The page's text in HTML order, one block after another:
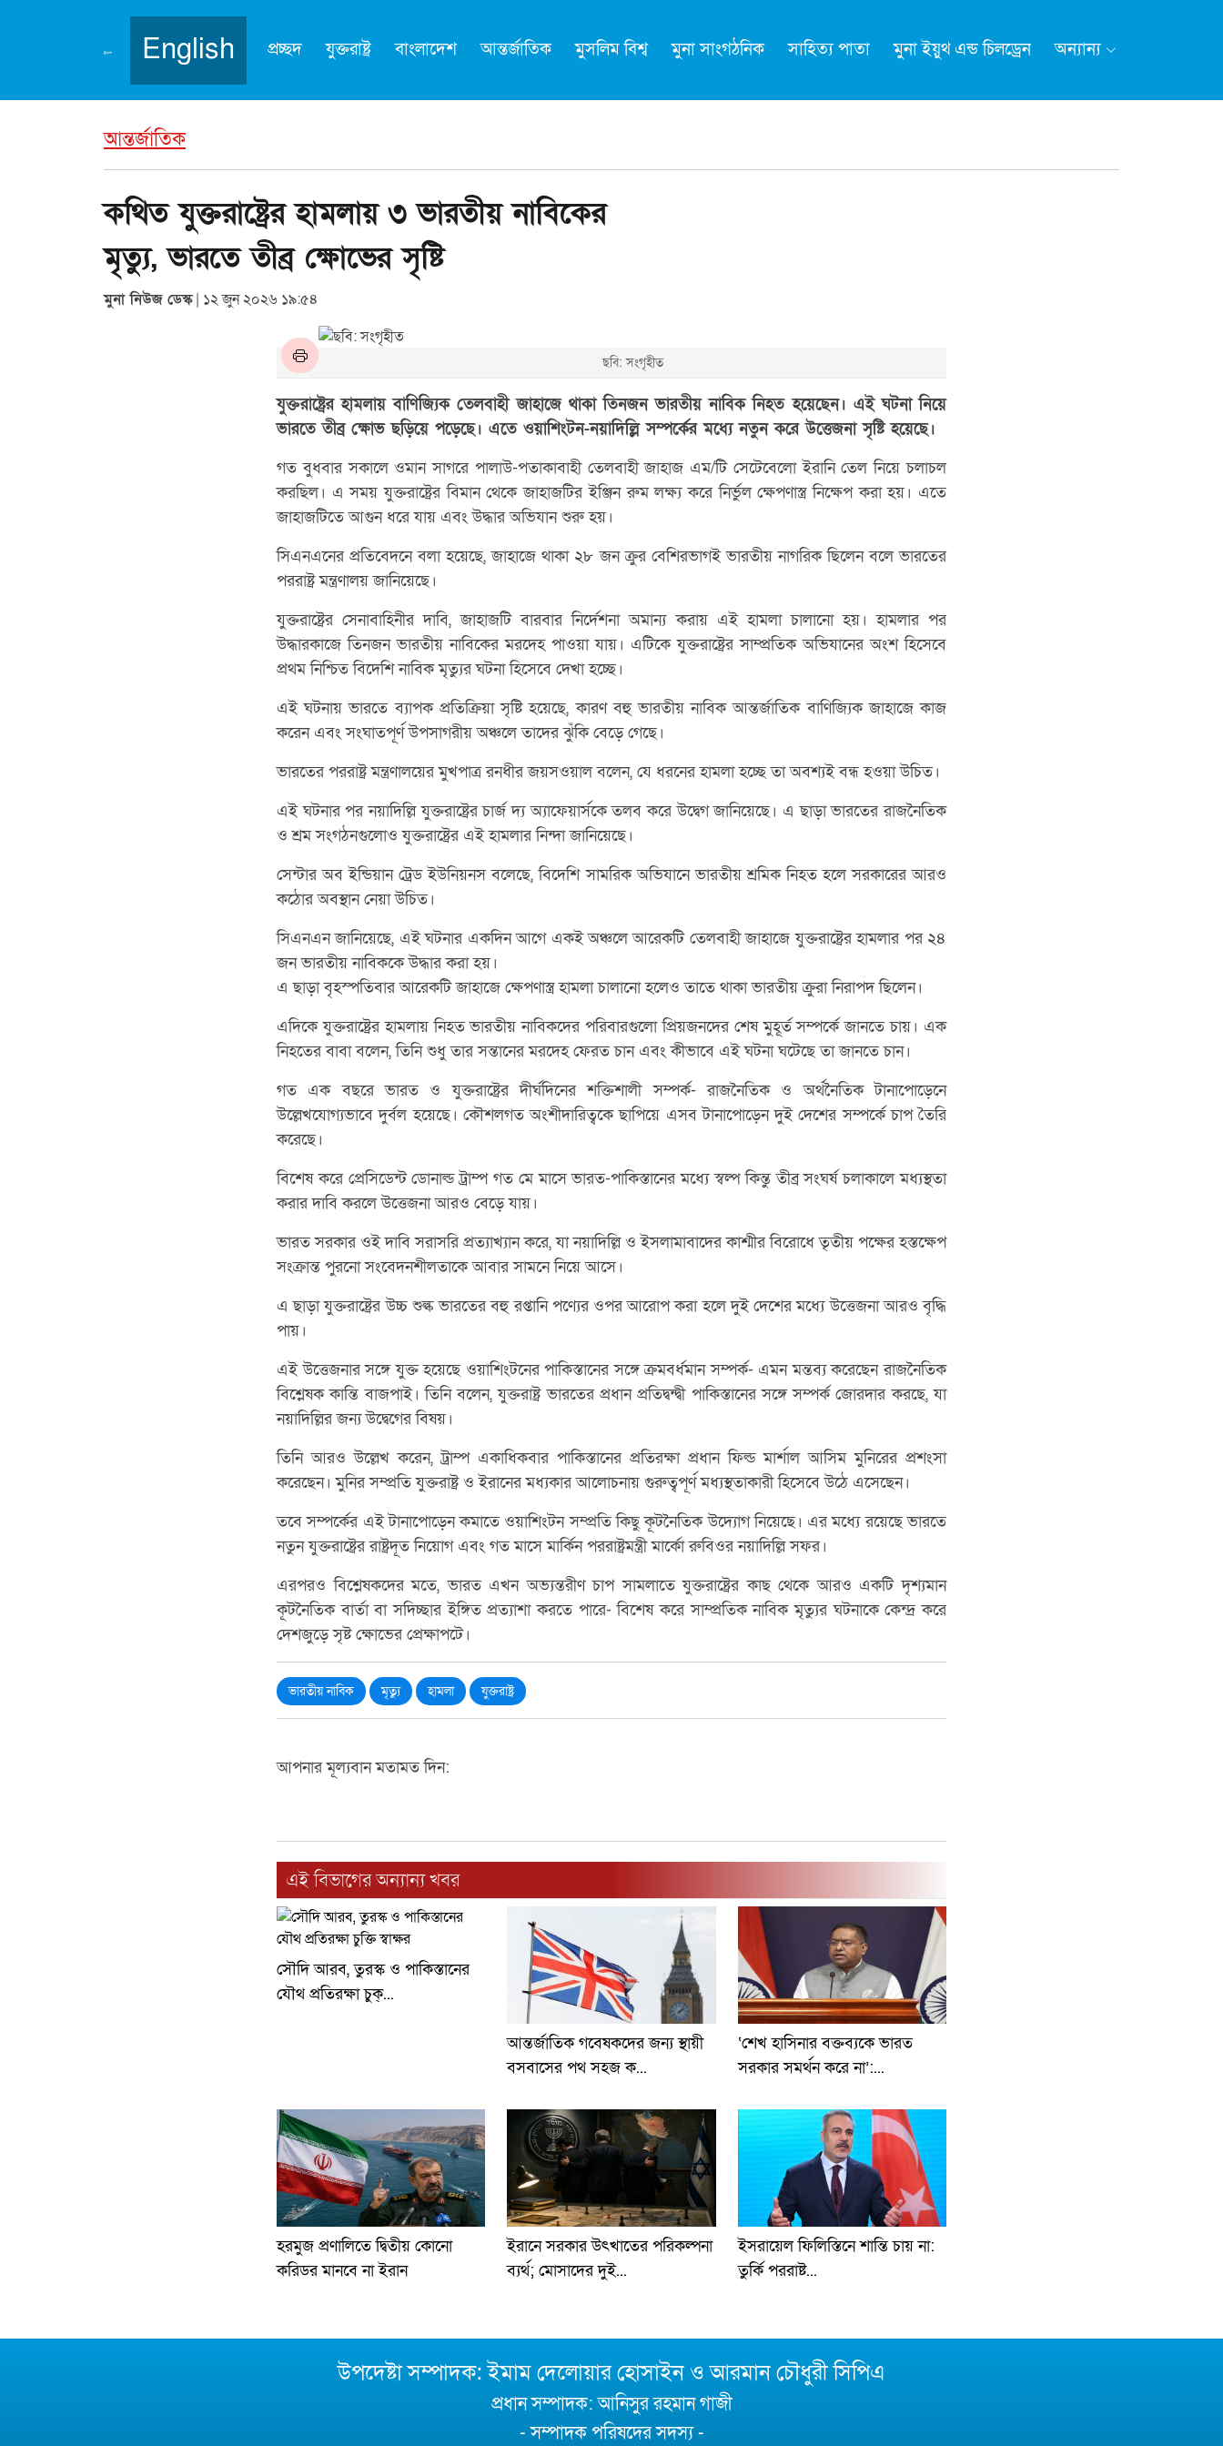
English প্রচ্ছদ যুক্তরাষ্ট্র বাংলাদেশ আন্তর্জাতিক মুসলিম বিশ্ব মুনা সাংগঠনিক সাহিত্য পাতা মুনা ইয়ুথ এন্ড চিলড্রেন অন্যান্য
আন্তর্জাতিক
কথিত যুক্তরাষ্ট্রের হামলায় ৩ ভারতীয় নাবিকের
মৃত্যু, ভারতে তীব্র ক্ষোভের সৃষ্টি
মুনা নিউজ ডেস্ক| ১২ জুন ২০২৬ ১৯:৫৪
ছবি: সংগৃহীত
যুক্তরাষ্ট্রের হামলায় বাণিজ্যিক তেলবাহী জাহাজে থাকা তিনজন ভারতীয় নাবিক নিহত হয়েছেন। এই ঘটনা নিয়ে
ভারতে তীব্র ক্ষোভ ছড়িয়ে পড়েছে। এতে ওয়াশিংটন-নয়াদিল্লি সম্পর্কের মধ্যে নতুন করে উত্তেজনা সৃষ্টি হয়েছে।
গত বুধবার সকালে ওমান সাগরে পালাউ-পতাকাবাহী তেলবাহী জাহাজ এম/টি সেটেবেলো ইরানি তেল নিয়ে চলাচল
করছিল। এ সময় যুক্তরাষ্ট্রের বিমান থেকে জাহাজটির ইঞ্জিন রুম লক্ষ্য করে নির্ভুল ক্ষেপণাস্ত্র নিক্ষেপ করা হয়। এতে
জাহাজটিতে আগুন ধরে যায় এবং উদ্ধার অভিযান শুরু হয়।
সিএনএনের প্রতিবেদনে বলা হয়েছে, জাহাজে থাকা ২৮ জন ক্রুর বেশিরভাগই ভারতীয় নাগরিক ছিলেন বলে ভারতের
পররাষ্ট্র মন্ত্রণালয় জানিয়েছে।
যুক্তরাষ্ট্রের সেনাবাহিনীর দাবি, জাহাজটি বারবার নির্দেশনা অমান্য করায় এই হামলা চালানো হয়। হামলার পর
উদ্ধারকাজে তিনজন ভারতীয় নাবিকের মরদেহ পাওয়া যায়। এটিকে যুক্তরাষ্ট্রের সাম্প্রতিক অভিযানের অংশ হিসেবে
প্রথম নিশ্চিত বিদেশি নাবিক মৃত্যুর ঘটনা হিসেবে দেখা হচ্ছে।
এই ঘটনায় ভারতে ব্যাপক প্রতিক্রিয়া সৃষ্টি হয়েছে, কারণ বহু ভারতীয় নাবিক আন্তর্জাতিক বাণিজ্যিক জাহাজে কাজ
করেন এবং সংঘাতপূর্ণ উপসাগরীয় অঞ্চলে তাদের ঝুঁকি বেড়ে গেছে।
ভারতের পররাষ্ট্র মন্ত্রণালয়ের মুখপাত্র রনধীর জয়সওয়াল বলেন, যে ধরনের হামলা হচ্ছে তা অবশ্যই বন্ধ হওয়া উচিত।
এই ঘটনার পর নয়াদিল্লি যুক্তরাষ্ট্রের চার্জ দ্য অ্যাফেয়ার্সকে তলব করে উদ্বেগ জানিয়েছে। এ ছাড়া ভারতের রাজনৈতিক
ও শ্রম সংগঠনগুলোও যুক্তরাষ্ট্রের এই হামলার নিন্দা জানিয়েছে।
সেন্টার অব ইন্ডিয়ান ট্রেড ইউনিয়নস বলেছে, বিদেশি সামরিক অভিযানে ভারতীয় শ্রমিক নিহত হলে সরকারের আরও
কঠোর অবস্থান নেয়া উচিত।
সিএনএন জানিয়েছে, এই ঘটনার একদিন আগে একই অঞ্চলে আরেকটি তেলবাহী জাহাজে যুক্তরাষ্ট্রের হামলার পর ২৪
জন ভারতীয় নাবিককে উদ্ধার করা হয়।
এ ছাড়া বৃহস্পতিবার আরেকটি জাহাজে ক্ষেপণাস্ত্র হামলা চালানো হলেও তাতে থাকা ভারতীয় ক্রুরা নিরাপদ ছিলেন।
এদিকে যুক্তরাষ্ট্রের হামলায় নিহত ভারতীয় নাবিকদের পরিবারগুলো প্রিয়জনদের শেষ মুহূর্ত সম্পর্কে জানতে চায়। এক
নিহতের বাবা বলেন, তিনি শুধু তার সন্তানের মরদেহ ফেরত চান এবং কীভাবে এই ঘটনা ঘটেছে তা জানতে চান।
গত এক বছরে ভারত ও যুক্তরাষ্ট্রের দীর্ঘদিনের শক্তিশালী সম্পর্ক- রাজনৈতিক ও অর্থনৈতিক টানাপোড়েনে
উল্লেখযোগ্যভাবে দুর্বল হয়েছে। কৌশলগত অংশীদারিত্বকে ছাপিয়ে এসব টানাপোড়েন দুই দেশের সম্পর্কে চাপ তৈরি
করেছে।
বিশেষ করে প্রেসিডেন্ট ডোনাল্ড ট্রাম্প গত মে মাসে ভারত-পাকিস্তানের মধ্যে স্বল্প কিন্তু তীব্র সংঘর্ষ চলাকালে মধ্যস্থতা
করার দাবি করলে উত্তেজনা আরও বেড়ে যায়।
ভারত সরকার ওই দাবি সরাসরি প্রত্যাখ্যান করে, যা নয়াদিল্লি ও ইসলামাবাদের কাশ্মীর বিরোধে তৃতীয় পক্ষের হস্তক্ষেপ
সংক্রান্ত পুরনো সংবেদনশীলতাকে আবার সামনে নিয়ে আসে।
এ ছাড়া যুক্তরাষ্ট্রের উচ্চ শুল্ক ভারতের বহু রপ্তানি পণ্যের ওপর আরোপ করা হলে দুই দেশের মধ্যে উত্তেজনা আরও বৃদ্ধি
পায়।
এই উত্তেজনার সঙ্গে যুক্ত হয়েছে ওয়াশিংটনের পাকিস্তানের সঙ্গে ক্রমবর্ধমান সম্পর্ক- এমন মন্তব্য করেছেন রাজনৈতিক
বিশ্লেষক কান্তি বাজপাই। তিনি বলেন, যুক্তরাষ্ট্র ভারতের প্রধান প্রতিদ্বন্দ্বী পাকিস্তানের সঙ্গে সম্পর্ক জোরদার করছে, যা
নয়াদিল্লির জন্য উদ্বেগের বিষয়।
তিনি আরও উল্লেখ করেন, ট্রাম্প একাধিকবার পাকিস্তানের প্রতিরক্ষা প্রধান ফিল্ড মার্শাল আসিম মুনিরের প্রশংসা
করেছেন। মুনির সম্প্রতি যুক্তরাষ্ট্র ও ইরানের মধ্যকার আলোচনায় গুরুত্বপূর্ণ মধ্যস্থতাকারী হিসেবে উঠে এসেছেন।
তবে সম্পর্কের এই টানাপোড়েন কমাতে ওয়াশিংটন সম্প্রতি কিছু কূটনৈতিক উদ্যোগ নিয়েছে। এর মধ্যে রয়েছে ভারতে
নতুন যুক্তরাষ্ট্রের রাষ্ট্রদূত নিয়োগ এবং গত মাসে মার্কিন পররাষ্ট্রমন্ত্রী মার্কো রুবিওর নয়াদিল্লি সফর।
এরপরও বিশ্লেষকদের মতে, ভারত এখন অভ্যন্তরীণ চাপ সামলাতে যুক্তরাষ্ট্রের কাছ থেকে আরও একটি দৃশ্যমান
কূটনৈতিক বার্তা বা সদিচ্ছার ইঙ্গিত প্রত্যাশা করতে পারে- বিশেষ করে সাম্প্রতিক নাবিক মৃত্যুর ঘটনাকে কেন্দ্র করে
দেশজুড়ে সৃষ্ট ক্ষোভের প্রেক্ষাপটে।
ভারতীয় নাবিক মৃত্যু হামলা যুক্তরাষ্ট্র
আপনার মূল্যবান মতামত দিন:
এই বিভাগের অন্যান্য খবর
সৌদি আরব, তুরস্ক ও পাকিস্তানের
যৌথ প্রতিরক্ষা চুক্...
আন্তর্জাতিক গবেষকদের জন্য স্থায়ী
বসবাসের পথ সহজ ক...
‘শেখ হাসিনার বক্তব্যকে ভারত
সরকার সমর্থন করে না’:...
হরমুজ প্রণালিতে দ্বিতীয় কোনো
করিডর মানবে না ইরান
ইরানে সরকার উৎখাতের পরিকল্পনা
ব্যর্থ; মোসাদের দুই...
ইসরায়েল ফিলিস্তিনে শান্তি চায় না:
তুর্কি পররাষ্ট...
উপদেষ্টা সম্পাদক: ইমাম দেলোয়ার হোসাইন ও আরমান চৌধুরী সিপিএ
প্রধান সম্পাদক: আনিসুর রহমান গাজী
- সম্পাদক পরিষদের সদস্য -